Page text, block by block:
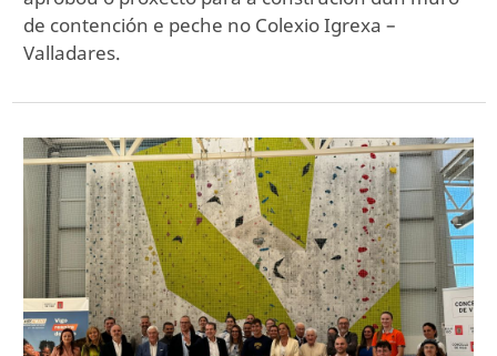
de contención e peche no Colexio Igrexa –
Valladares.